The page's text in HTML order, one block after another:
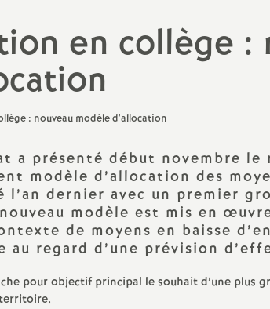
t
N
a
t
i
o
n
et
Evaluations promotions
Vie
en collège :
a présenté début novembre
modèle d’allocation des
l’an dernier avec un premier
modèle est mis en
de moyens en baisse
au regard d’une prévision
pour objectif principal le souhait d’une plus